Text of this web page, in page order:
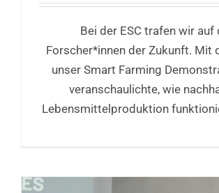
Bei der ESC trafen wir auf
Forscher*innen der Zukunft. Mit
unser Smart Farming
veranschaulichte, wie
Lebensmittelproduktion